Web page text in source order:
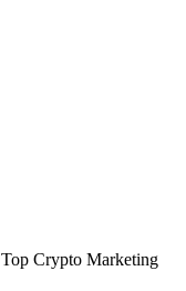
Top Crypto Marketing